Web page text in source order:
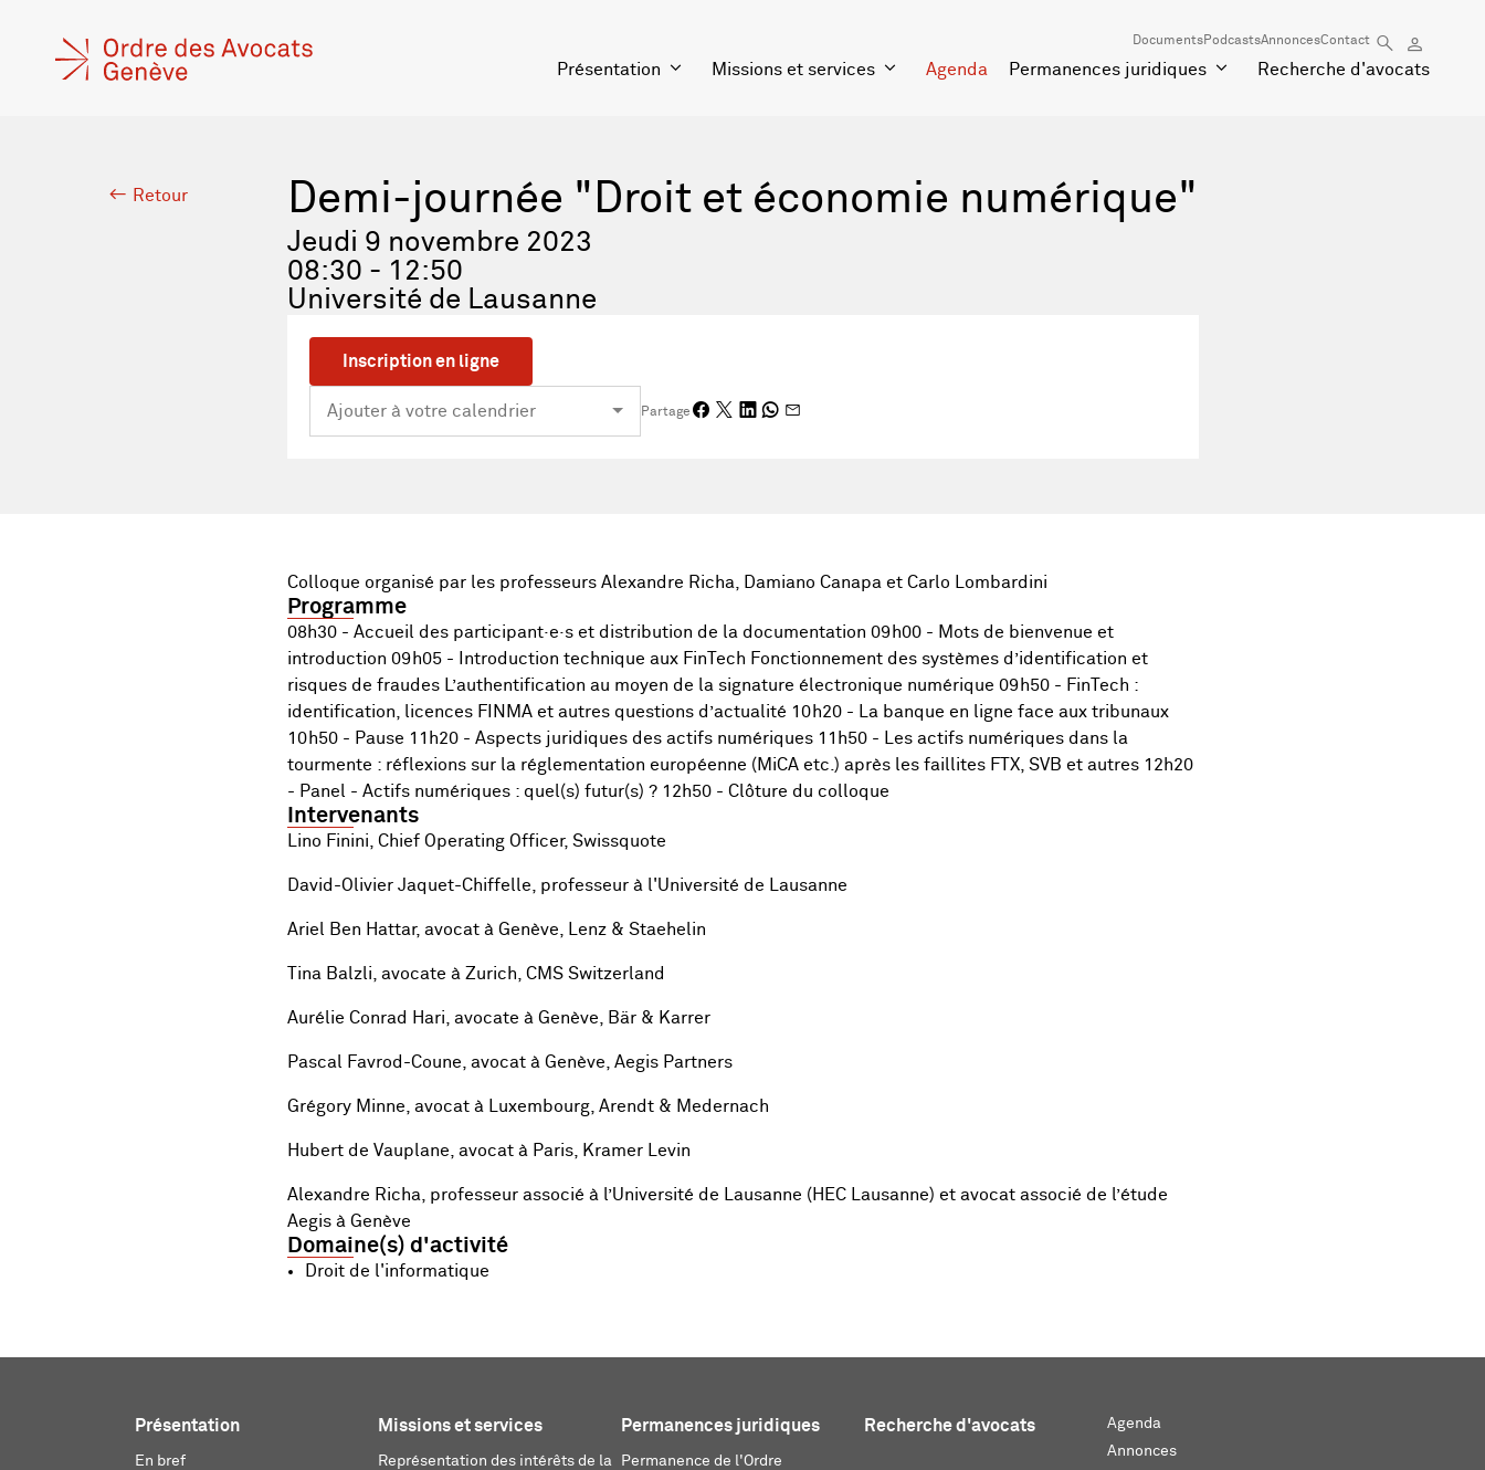
DocumentsPodcastsAnnoncesContact
Présentation Missions et services Agenda Permanences juridiques Recherche d'avocats
Retour Demi-journée "Droit et économie numérique"
Jeudi 9 novembre 2023
08:30 - 12:50
Université de Lausanne
Inscription en ligne
Partage
Colloque organisé par les professeurs Alexandre Richa, Damiano Canapa et Carlo Lombardini
Programme
08h30 - Accueil des participant·e·s et distribution de la documentation 09h00 - Mots de bienvenue et
introduction 09h05 - Introduction technique aux FinTech Fonctionnement des systèmes d’identification et
risques de fraudes L’authentification au moyen de la signature électronique numérique 09h50 - FinTech :
identification, licences FINMA et autres questions d’actualité 10h20 - La banque en ligne face aux tribunaux
10h50 - Pause 11h20 - Aspects juridiques des actifs numériques 11h50 - Les actifs numériques dans la
tourmente : réflexions sur la réglementation européenne (MiCA etc.) après les faillites FTX, SVB et autres 12h20
- Panel - Actifs numériques : quel(s) futur(s) ? 12h50 - Clôture du colloque
Intervenants
Lino Finini, Chief Operating Officer, Swissquote
David-Olivier Jaquet-Chiffelle, professeur à l'Université de Lausanne
Ariel Ben Hattar, avocat à Genève, Lenz & Staehelin
Tina Balzli, avocate à Zurich, CMS Switzerland
Aurélie Conrad Hari, avocate à Genève, Bär & Karrer
Pascal Favrod-Coune, avocat à Genève, Aegis Partners
Grégory Minne, avocat à Luxembourg, Arendt & Medernach
Hubert de Vauplane, avocat à Paris, Kramer Levin
Alexandre Richa, professeur associé à l’Université de Lausanne (HEC Lausanne) et avocat associé de l’étude
Aegis à Genève
Domaine(s) d'activité
Droit de l'informatique
Présentation
En bref
Missions et services
Représentation des intérêts de la
Permanences juridiques
Permanence de l'Ordre
Recherche d'avocats
Agenda
Annonces